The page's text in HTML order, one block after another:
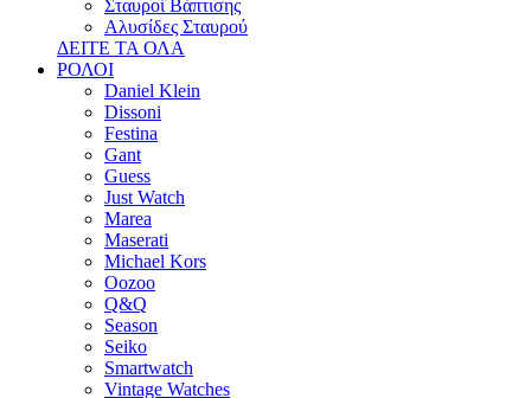
Σταυροί Βάπτισης
Αλυσίδες Σταυρού
ΔΕΙΤΕ ΤΑ ΟΛΑ
ΡΟΛΟΙ
Daniel Klein
Dissoni
Festina
Gant
Guess
Just Watch
Marea
Maserati
Michael Kors
Oozoo
Q&Q
Season
Seiko
Smartwatch
Vintage Watches